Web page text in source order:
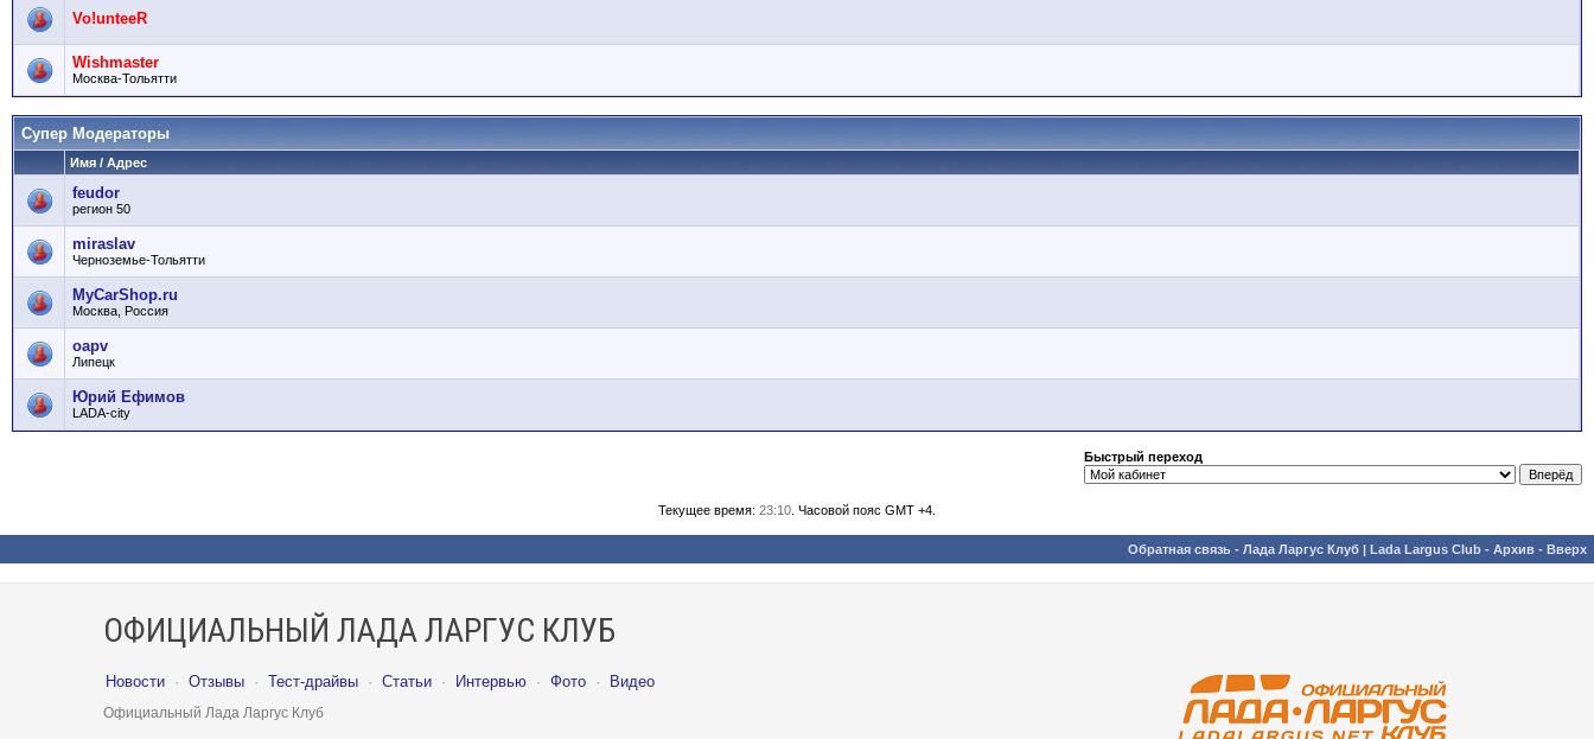
Vo!unteeR
Wishmaster
Москва-Тольятти
Супер Модераторы
Имя / Адрес
feudor
регион 50
miraslav
Черноземье-Тольятти
MyCarShop.ru
Москва, Россия
oapv
Липецк
Юрий Ефимов
LADA-city
Быстрый переход
Текущее время: 23:10 . Часовой пояс GMT +4.
Обратная связь - Лада Ларгус Клуб | Lada Largus Club - Архив - Вверх
ОФИЦИАЛЬНЫЙ ЛАДА ЛАРГУС КЛУБ
Новости · Отзывы · Тест-драйвы · Статьи · Интервью · Фото · Видео
Официальный Лада Ларгус Клуб